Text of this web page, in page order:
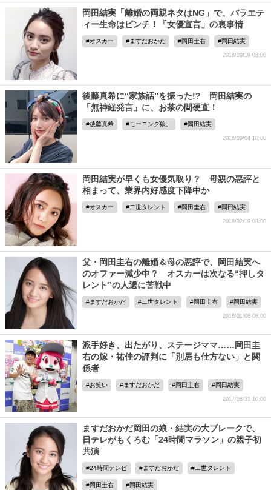
岡田結実「離婚の両親ネタはNG」で、バラエテ
ィー生命はピンチ！「女優宣言」の裏事情
オスカー ますだおかだ 岡田圭右 岡田結実
2018/09/19 08:00
後藤真希に“家族話”を振った!? 岡田結実の
「無神経発言」に、お茶の間硬直！
後藤真希 モーニング娘。 岡田結実
2018/09/04 10:00
岡田結実が早くも女優気取り？ 母親の悪評と
相まって、業界内好感度下降中か
オスカー 二世タレント 岡田圭右 岡田結実
2018/02/19 08:00
父・岡田圭右の離婚＆母の悪評で、岡田結実へ
のオファー減少中？ オスカーは次なる“押しタ
レント”の人選に苦戦中
ますだおかだ 二世タレント 岡田圭右 岡田結実
2018/01/08 08:00
派手好き、出たがり、ステージママ……岡田圭
右の嫁・祐佳の評判に「別居も仕方ない」と関
係者
お笑い ますだおかだ 岡田圭右 岡田結実
2017/08/31 10:00
ますだおかだ岡田の娘・結実の大ブレークで、
日テレがもくろむ「24時間マラソン」の親子初
共演
24時間テレビ ますだおかだ 二世タレント
岡田圭右 岡田結実